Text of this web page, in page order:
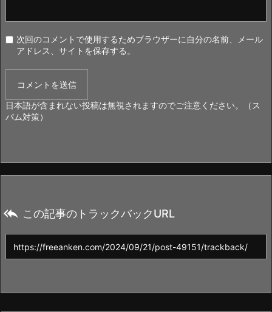
次回のコメントで使用するためブラウザーに自分の名前、メール
アドレス、サイトを保存する。
日本語が含まれない投稿は無視されますのでご注意ください。（ス
パム対策）
 この記事のトラックバックURL